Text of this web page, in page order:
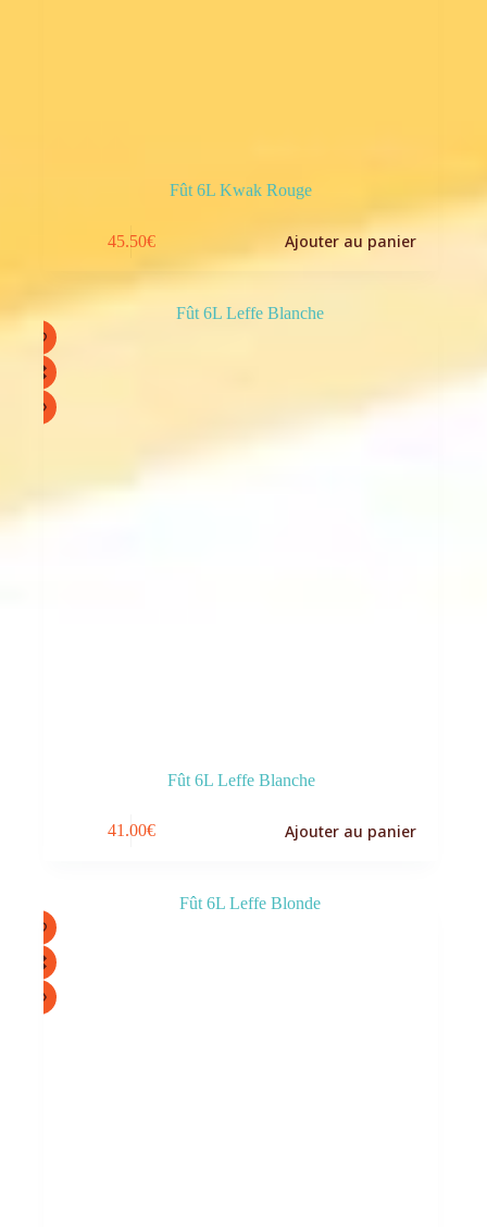
Fût 6L Kwak Rouge
45.50€ Ajouter au panier
Fût 6L Leffe Blanche
41.00€ Ajouter au panier